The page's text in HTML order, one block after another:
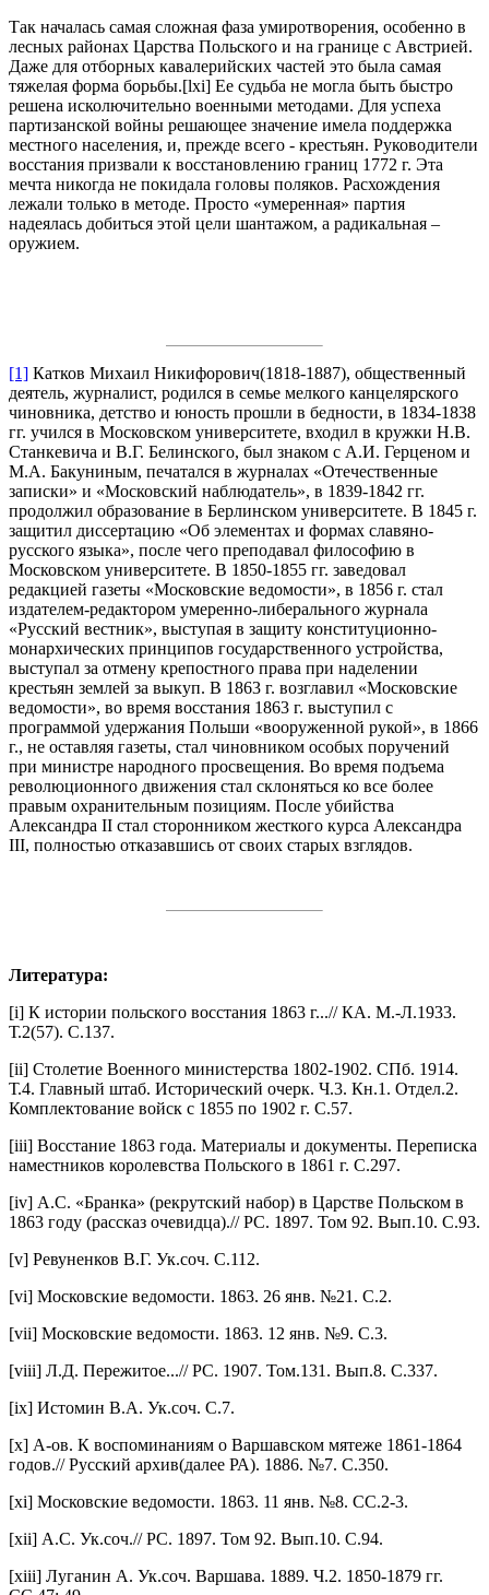
Так началась самая сложная фаза умиротворения, особенно в
лесных районах Царства Польского и на границе с Австрией.
Даже для отборных кавалерийских частей это была самая
тяжелая форма борьбы.[lxi] Ее судьба не могла быть быстро
решена исколючительно военными методами. Для успеха
партизанской войны решающее значение имела поддержка
местного населения, и, прежде всего - крестьян. Руководители
восстания призвали к восстановлению границ 1772 г. Эта
мечта никогда не покидала головы поляков. Расхождения
лежали только в методе. Просто «умеренная» партия
надеялась добиться этой цели шантажом, а радикальная –
оружием.
[1] Катков Михаил Никифорович(1818-1887), общественный
деятель, журналист, родился в семье мелкого канцелярского
чиновника, детство и юность прошли в бедности, в 1834-1838
гг. учился в Московском университете, входил в кружки Н.В.
Станкевича и В.Г. Белинского, был знаком с А.И. Герценом и
М.А. Бакуниным, печатался в журналах «Отечественные
записки» и «Московский наблюдатель», в 1839-1842 гг.
продолжил образование в Берлинском университете. В 1845 г.
защитил диссертацию «Об элементах и формах славяно-
русского языка», после чего преподавал философию в
Московском университете. В 1850-1855 гг. заведовал
редакцией газеты «Московские ведомости», в 1856 г. стал
издателем-редактором умеренно-либерального журнала
«Русский вестник», выступая в защиту конституционно-
монархических принципов государственного устройства,
выступал за отмену крепостного права при наделении
крестьян землей за выкуп. В 1863 г. возглавил «Московские
ведомости», во время восстания 1863 г. выступил с
программой удержания Польши «вооруженной рукой», в 1866
г., не оставляя газеты, стал чиновником особых поручений
при министре народного просвещения. Во время подъема
революционного движения стал склоняться ко все более
правым охранительным позициям. После убийства
Александра II стал сторонником жесткого курса Александра
III, полностью отказавшись от своих старых взглядов.
Литература:
[i] К истории польского восстания 1863 г...// КА. М.-Л.1933.
Т.2(57). С.137.
[ii] Столетие Военного министерства 1802-1902. СПб. 1914.
Т.4. Главный штаб. Исторический очерк. Ч.3. Кн.1. Отдел.2.
Комплектование войск с 1855 по 1902 г. С.57.
[iii] Восстание 1863 года. Материалы и документы. Переписка
наместников королевства Польского в 1861 г. С.297.
[iv] А.С. «Бранка» (рекрутский набор) в Царстве Польском в
1863 году (рассказ очевидца).// РС. 1897. Том 92. Вып.10. С.93.
[v] Ревуненков В.Г. Ук.соч. С.112.
[vi] Московские ведомости. 1863. 26 янв. №21. С.2.
[vii] Московские ведомости. 1863. 12 янв. №9. С.3.
[viii] Л.Д. Пережитое...// РС. 1907. Том.131. Вып.8. С.337.
[ix] Истомин В.А. Ук.соч. С.7.
[x] А-ов. К воспоминаниям о Варшавском мятеже 1861-1864
годов.// Русский архив(далее РА). 1886. №7. С.350.
[xi] Московские ведомости. 1863. 11 янв. №8. СС.2-3.
[xii] А.С. Ук.соч.// РС. 1897. Том 92. Вып.10. С.94.
[xiii] Луганин А. Ук.соч. Варшава. 1889. Ч.2. 1850-1879 гг.